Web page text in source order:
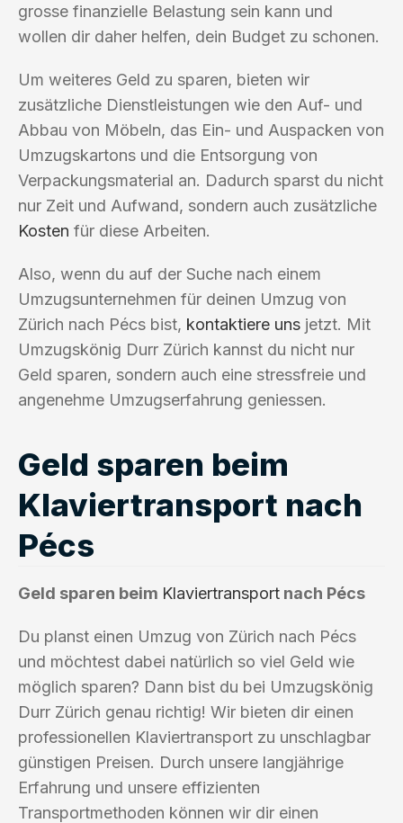
grosse finanzielle Belastung sein kann und
wollen dir daher helfen, dein Budget zu schonen.
Um weiteres Geld zu sparen, bieten wir
zusätzliche Dienstleistungen wie den Auf- und
Abbau von Möbeln, das Ein- und Auspacken von
Umzugskartons und die Entsorgung von
Verpackungsmaterial an. Dadurch sparst du nicht
nur Zeit und Aufwand, sondern auch zusätzliche
Kosten für diese Arbeiten.
Also, wenn du auf der Suche nach einem
Umzugsunternehmen für deinen Umzug von
Zürich nach Pécs bist, kontaktiere uns jetzt. Mit
Umzugskönig Durr Zürich kannst du nicht nur
Geld sparen, sondern auch eine stressfreie und
angenehme Umzugserfahrung geniessen.
Geld sparen beim
Klaviertransport nach
Pécs
Geld sparen beim Klaviertransport nach Pécs
Du planst einen Umzug von Zürich nach Pécs
und möchtest dabei natürlich so viel Geld wie
möglich sparen? Dann bist du bei Umzugskönig
Durr Zürich genau richtig! Wir bieten dir einen
professionellen Klaviertransport zu unschlagbar
günstigen Preisen. Durch unsere langjährige
Erfahrung und unsere effizienten
Transportmethoden können wir dir einen